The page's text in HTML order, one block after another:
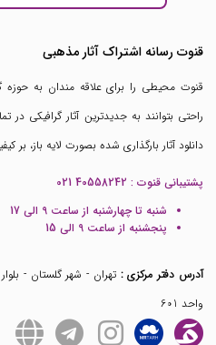
قنوت رسانه اشتراک آثار مذهبی
قنوت محیطی را برای علاقه مندان به
راحتی بتوانند به جدیدترین آثار گرافیکی
دانلود آثار بارگذاری شده بصورت لایه باز، بر
پشتیبانی قنوت : 021 40558242
شنبه تا چهارشنبه از ساعت 9 الی 17
پنجشنبه از ساعت 9 الی 15
آدرس دفتر مرکزی :
واحد 601